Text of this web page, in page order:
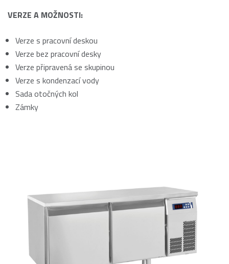
VERZE A MOŽNOSTI:
Verze s pracovní deskou
Verze bez pracovní desky
Verze připravená se skupinou
Verze s kondenzací vody
Sada otočných kol
Zámky